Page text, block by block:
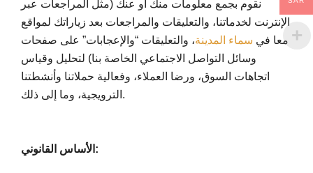
نقوم بجمع معلومات منك أو عنك (مثل المراجعات عبر
الإنترنت لخدماتنا، والتعليقات والمراجعات بعد زياراتك لمواقع
معا في سماء المدينة، والتعليقات “والإعجابات” على صفحات
وسائل التواصل الاجتماعي الخاصة بنا) لتحليل وقياس
اتجاهات السوق، ورضا العملاء، وفعالية حملاتنا وأنشطتنا
الترويجية، وما إلى ذلك.
الأساس القانوني: